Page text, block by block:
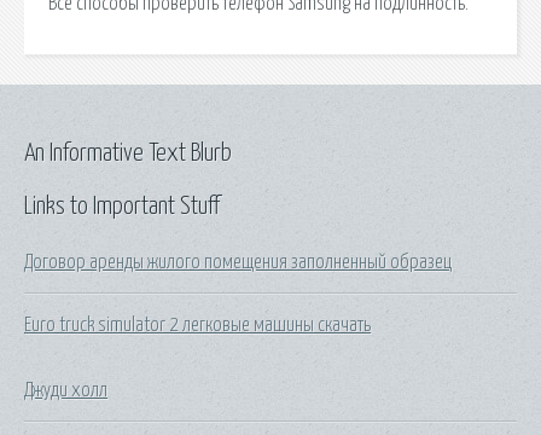
Links to Important Stuff
Договор аренды жилого помещения заполненный образец
Euro truck simulator 2 легковые машины скачать
Джуди холл
An Informative Text Blurb